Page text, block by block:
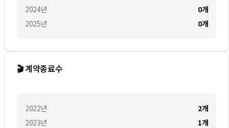
2024년
2025년
0개
0개
🎬 계약종료수
2022년
2023년
2개
1개